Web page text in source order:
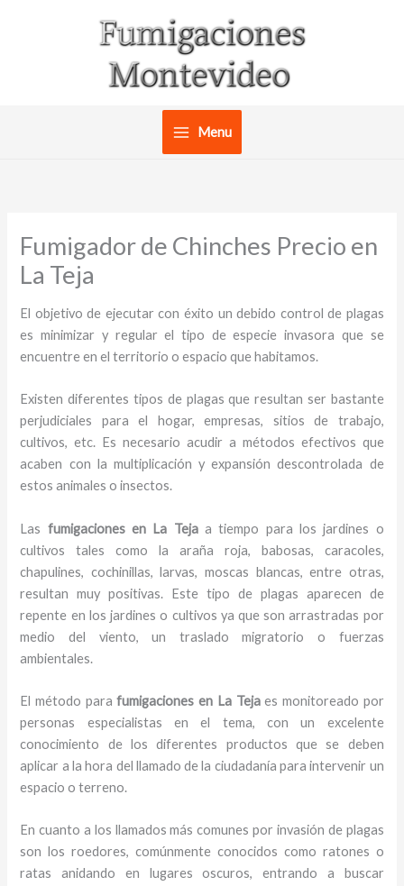
Menu
Fumigador de Chinches Precio en
La Teja
El objetivo de ejecutar con éxito un debido control de plagas
es minimizar y regular el tipo de especie invasora que se
encuentre en el territorio o espacio que habitamos.
Existen diferentes tipos de plagas que resultan ser bastante
perjudiciales para el hogar, empresas, sitios de trabajo,
cultivos, etc. Es necesario acudir a métodos efectivos que
acaben con la multiplicación y expansión descontrolada de
estos animales o insectos.
Las fumigaciones en La Tejaa tiempo para los jardines o
cultivos tales como la araña roja, babosas, caracoles,
chapulines, cochinillas, larvas, moscas blancas, entre otras,
resultan muy positivas. Este tipo de plagas aparecen de
repente en los jardines o cultivos ya que son arrastradas por
medio del viento, un traslado migratorio o fuerzas
ambientales.
El método parafumigaciones en La Tejaes monitoreado por
personas especialistas en el tema, con un excelente
conocimiento de los diferentes productos que se deben
aplicar a la hora del llamado de la ciudadanía para intervenir un
espacio o terreno.
En cuanto a los llamados más comunes por invasión de plagas
son los roedores, comúnmente conocidos como ratones o
ratas anidando en lugares oscuros, entrando a buscar